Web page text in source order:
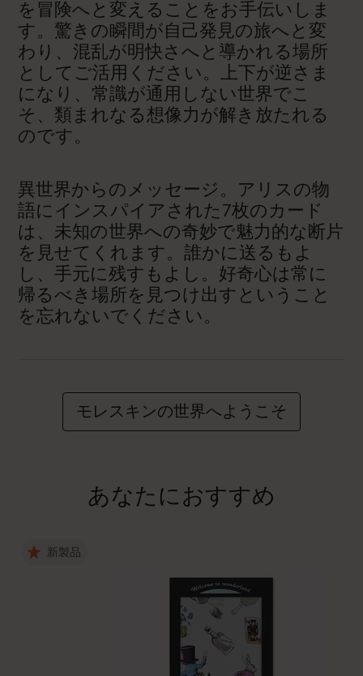
を冒険へと変えることをお手伝いしま
す。驚きの瞬間が自己発見の旅へと変
わり、混乱が明快さへと導かれる場所
としてご活用ください。上下が逆さま
になり、常識が通用しない世界でこ
そ、類まれなる想像力が解き放たれる
のです。
異世界からのメッセージ。アリスの物
語にインスパイアされた7枚のカード
は、未知の世界への奇妙で魅力的な断片
を見せてくれます。誰かに送るもよ
し、手元に残すもよし。好奇心は常に
帰るべき場所を見つけ出すということ
を忘れないでください。
モレスキンの世界へようこそ
あなたにおすすめ
新製品